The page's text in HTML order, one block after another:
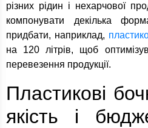
різних рідин і нехарчової
компонувати декілька
придбати, наприклад,
на 120 літрів, щоб
перевезення продукції.
Пластикові
якість і